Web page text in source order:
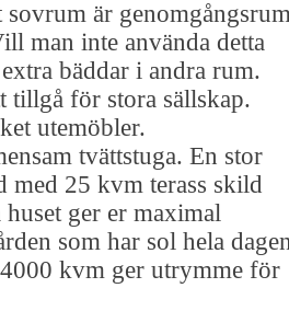
sovrum är
man inte använda detta
bäddar i andra rum.
tillgå för stora sällskap.
utemöbler.
tvättstuga. En stor
med 25 kvm terass skild
ger er maximal
som har sol hela
kvm ger utrymme för